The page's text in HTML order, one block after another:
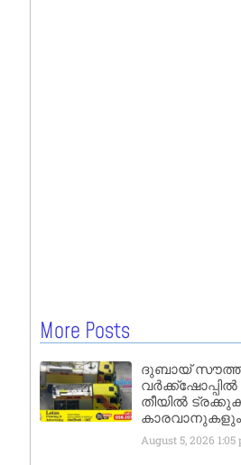
More Posts
ദുബായ്
വർക്ക്‌ഷോപ്പിൽ
തീയിൽ
കാരവാനുകളും
August 5, 2026 1:05